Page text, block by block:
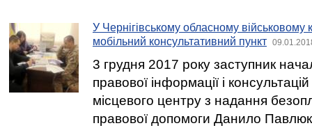
У Чернігівському обласному військовому
мобільний консультативний пункт
3 грудня 2017 року заступник
правової інформації і консультацій
місцевого центру з надання
правової допомоги Данило Павлюк